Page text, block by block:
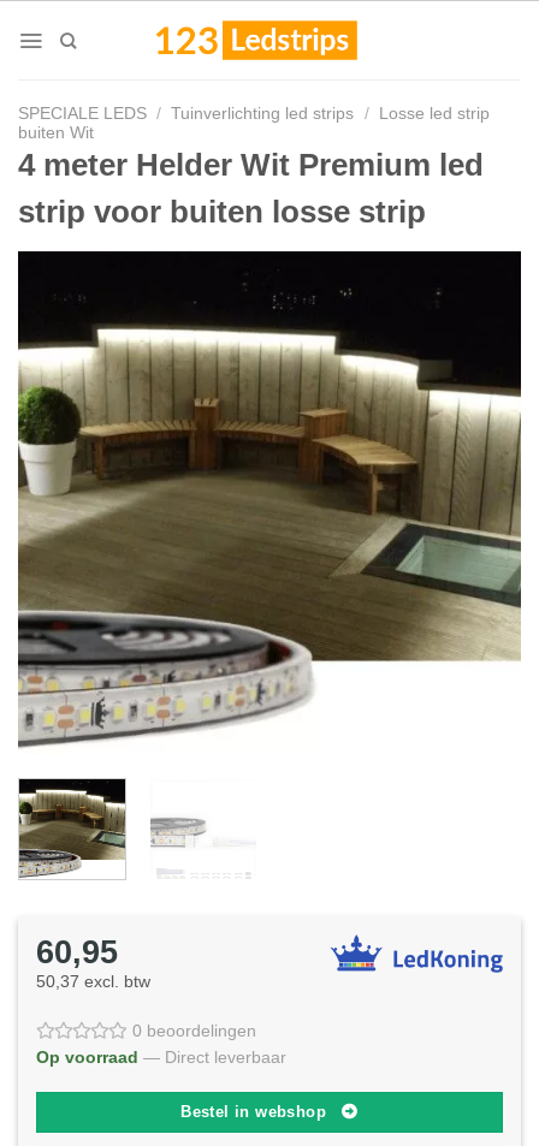
SPECIALE LEDS / Tuinverlichting led strips / Losse led strip
buiten Wit
4 meter Helder Wit Premium led
strip voor buiten losse strip
60,95
50,37 excl. btw
0 beoordelingen
Op voorraad — Direct leverbaar
Bestel in webshop